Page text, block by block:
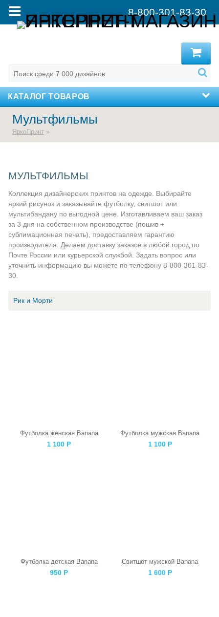
8-800-301-83-30
КАТАЛОГ ТОВАРОВ
Мультфильмы
ЯркоПринт »
МУЛЬТФИЛЬМЫ
Коллекция дизайнерских принтов на одежде. Выбирайте
яркий рисунок и заказывайте футболку, свитшот или
мультибандану по выгодной цене. Изготавливаем ваш заказ
за 3 дня на собственном производстве (пошив +
сублимационная печать), предоставляем гарантию
производителя. Делаем доставку заказов в любой город по
Почте России или курьерской службой. Задать вопрос или
уточнить информацию вы можете по телефону 8-800-301-83-
30.
Рик и Морти
Футболка женская Banana
1 100 Р
Футболка мужская Banana
1 100 Р
Футболка детская Banana
950 Р
Свитшот мужской Banana
1 600 Р